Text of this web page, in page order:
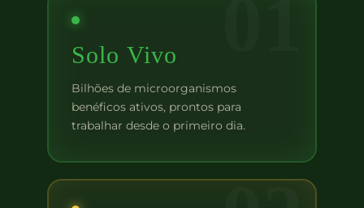
Solo Vivo
Bilhões de microorganismos
benéficos ativos, prontos para
trabalhar desde o primeiro dia.